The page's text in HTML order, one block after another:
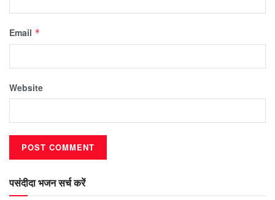
Email *
Website
पसंदीदा भजन सर्च करें